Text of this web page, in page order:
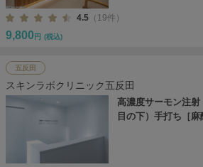
4.5 （19件）
9,800 円 (税込)
五反田
スキンラボクリニック五反田
高濃度サーモン注
目の下）手打ち［麻